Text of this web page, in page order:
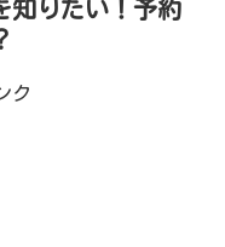
知りたい！予約
ク